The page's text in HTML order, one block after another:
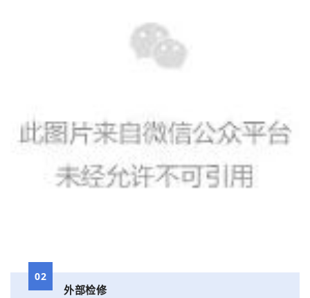
02
外部检修